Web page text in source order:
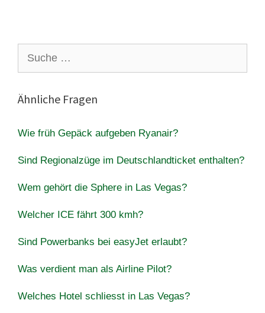
nach:
Ähnliche Fragen
Wie früh Gepäck aufgeben Ryanair?
Sind Regionalzüge im Deutschlandticket enthalten?
Wem gehört die Sphere in Las Vegas?
Welcher ICE fährt 300 kmh?
Sind Powerbanks bei easyJet erlaubt?
Was verdient man als Airline Pilot?
Welches Hotel schliesst in Las Vegas?